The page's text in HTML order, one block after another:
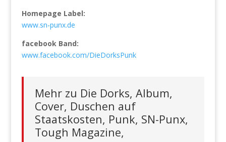
Homepage Label:
www.sn-punx.de
facebook Band:
www.facebook.com/DieDorksPunk
Mehr zu Die Dorks, Album,
Cover, Duschen auf
Staatskosten, Punk, SN-Punx,
Tough Magazine,